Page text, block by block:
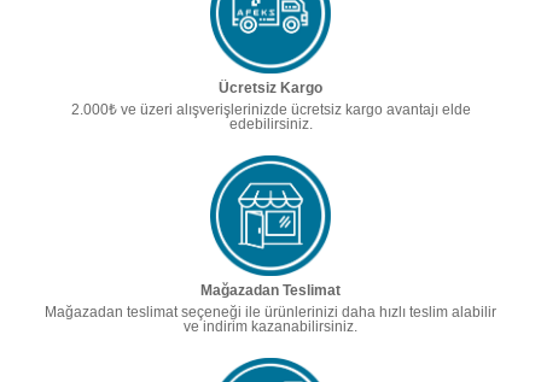
Ücretsiz Kargo
2.000₺ ve üzeri alışverişlerinizde ücretsiz kargo avantajı elde
edebilirsiniz.
Mağazadan Teslimat
Mağazadan teslimat seçeneği ile ürünlerinizi daha hızlı teslim alabilir
ve indirim kazanabilirsiniz.